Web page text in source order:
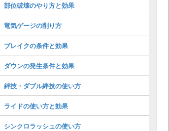
部位破壊のやり方と効果
竜気ゲージの削り方
ブレイクの条件と効果
ダウンの発生条件と効果
絆技・ダブル絆技の使い方
ライドの使い方と効果
シンクロラッシュの使い方